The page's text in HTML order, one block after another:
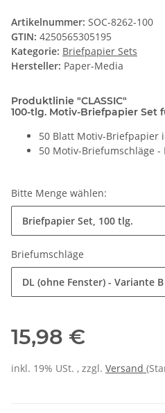
Artikelnummer: SOC-8262-100
GTIN: 4250565305195
Kategorie: Briefpapier Sets
Hersteller: Paper-Media
Produktlinie "CLASSIC"
100-tlg. Motiv-Briefpapier Set
50 Blatt Motiv-Briefpapier
50 Motiv-Briefumschläge -
Bitte Menge wählen:
Briefpapier Set, 100 tlg.
Briefumschläge
DL (ohne Fenster) - Variante B
15,98 €
inkl. 19% USt. , zzgl. Versand